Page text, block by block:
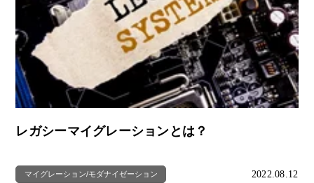
レガシーマイグレーションとは？
マイグレーション/モダナイゼーション 2022.08.12